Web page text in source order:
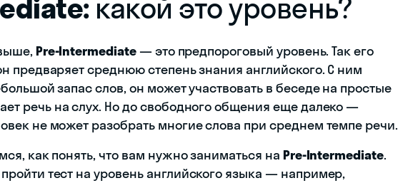
какой это уровень?
Pre-Intermediate— это предпороговый уровень. Так его
предваряет среднюю степень знания английского. С ним
запас слов, он может участвовать в беседе на простые
речь на слух. Но до свободного общения еще далеко —
не может разобрать многие слова при среднем темпе речи.
как понять, что вам нужно заниматься на Pre-Intermediate.
тест на уровень английского языка — например,